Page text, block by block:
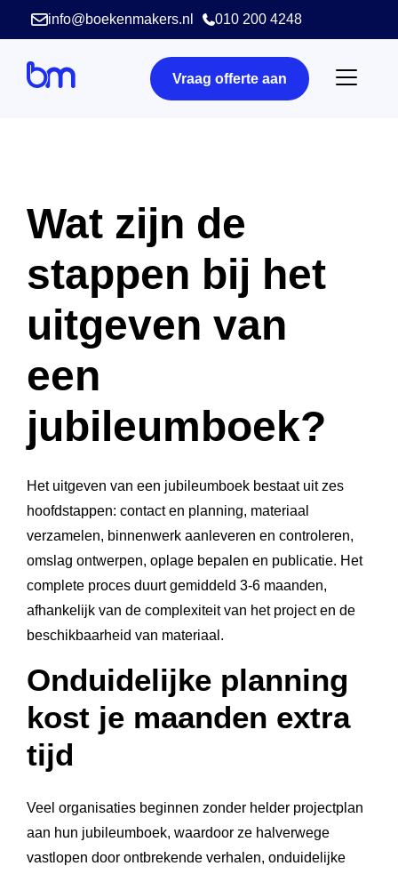
info@boekenmakers.nl 010 200 4248
Vraag offerte aan
Wat zijn de
stappen bij het
uitgeven van
een
jubileumboek?
Het uitgeven van een jubileumboek bestaat uit zes
hoofdstappen: contact en planning, materiaal
verzamelen, binnenwerk aanleveren en controleren,
omslag ontwerpen, oplage bepalen en publicatie. Het
complete proces duurt gemiddeld 3-6 maanden,
afhankelijk van de complexiteit van het project en de
beschikbaarheid van materiaal.
Onduidelijke planning
kost je maanden extra
tijd
Veel organisaties beginnen zonder helder projectplan
aan hun jubileumboek, waardoor ze halverwege
vastlopen door ontbrekende verhalen, onduidelijke